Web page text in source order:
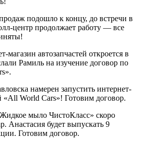
подошло к концу, до встречи в
центр продолжает работу — все
автозапчастей откроется в
Рамиль на изучение договор по
намерен запустить интернет-
«All World Cars»! Готовим договор.
мыло ЧистоКласс» скоро
Анастасия будет выпускать 9
Готовим договор.